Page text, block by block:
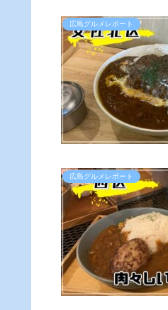
広島グルメレポート
広島グルメレポート